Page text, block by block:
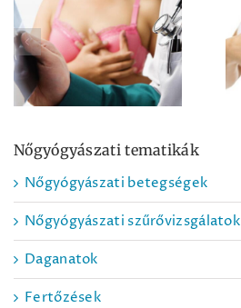
Veszélyes a
mammográfia?
Nőgyógyászati tematikák
Nőgyógyászati betegségek
Nőgyógyászati szűrővizsgálatok
Daganatok
Fertőzések